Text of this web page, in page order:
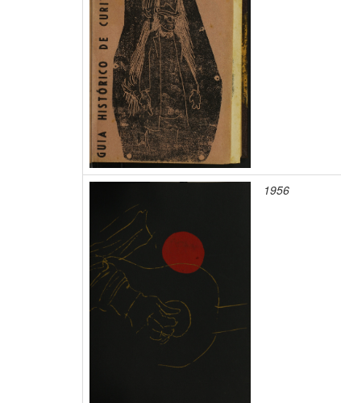
1956